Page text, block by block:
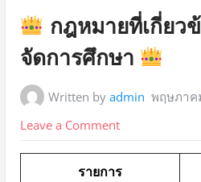
in:
กฎหมายที่เกี่ยว
จัดการศึกษา
Written byadmin พฤษภาค
Leave a Commenton
กฎหมาย
รายการ